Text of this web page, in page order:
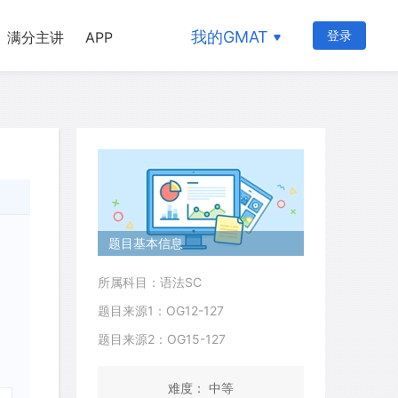
满分主讲 APP 我的GMAT 登录
题目基本信息
所属科目：语法SC
题目来源1：OG12-127
题目来源2：OG15-127
难度： 中等